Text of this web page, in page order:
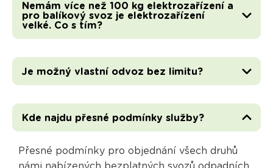
Nemám více než 100 kg elektrozařízení a
pro balíkový svoz je elektrozařízení
velké. Co s tím?
Je možný vlastní odvoz bez limitu?
Kde najdu přesné podmínky služby?
Přesné podmínky pro objednání všech druhů